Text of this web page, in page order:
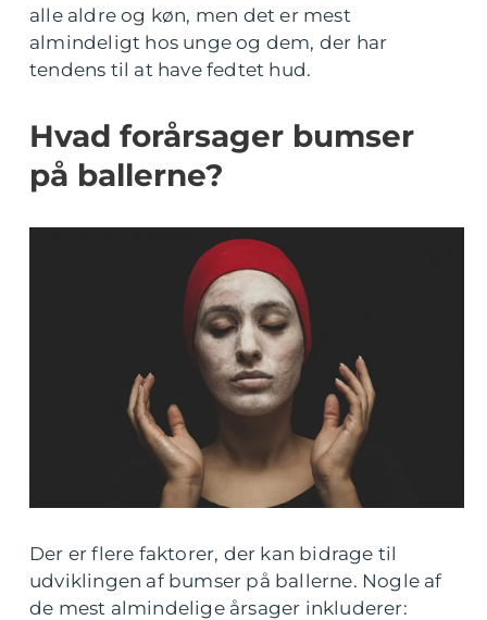
alle aldre og køn, men det er mest
almindeligt hos unge og dem, der har
tendens til at have fedtet hud.
Hvad forårsager bumser
på ballerne?
Der er flere faktorer, der kan bidrage til
udviklingen af bumser på ballerne. Nogle af
de mest almindelige årsager inkluderer: